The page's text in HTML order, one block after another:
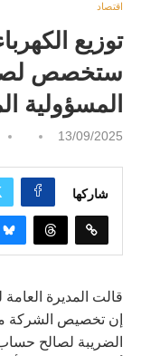
اقتصاد
ستخصص
المسؤولية
13/09/2025
شاركها
قالت المديرة
الضريبة لصالح